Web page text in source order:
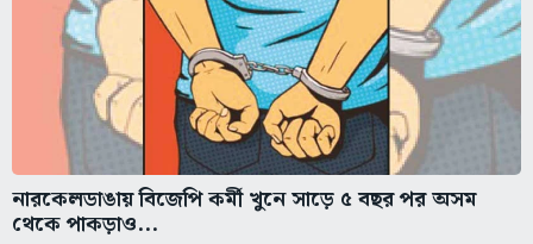
নারকেলডাঙায় বিজেপি কর্মী খুনে সাড়ে ৫ বছর পর অসম
থেকে পাকড়াও...